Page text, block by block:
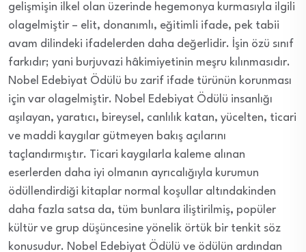
gelişmişin ilkel olan üzerinde hegemonya kurmasıyla ilgili
olagelmiştir – elit, donanımlı, eğitimli ifade, pek tabii
avam dilindeki ifadelerden daha değerlidir. İşin özü sınıf
farkıdır; yani burjuvazi hâkimiyetinin meşru kılınmasıdır.
Nobel Edebiyat Ödülü bu zarif ifade türünün korunması
için var olagelmiştir. Nobel Edebiyat Ödülü insanlığı
aşılayan, yaratıcı, bireysel, canlılık katan, yücelten, ticari
ve maddi kaygılar gütmeyen bakış açılarını
taçlandırmıştır. Ticari kaygılarla kaleme alınan
eserlerden daha iyi olmanın ayrıcalığıyla kurumun
ödüllendirdiği kitaplar normal koşullar altındakinden
daha fazla satsa da, tüm bunlara iliştirilmiş, popüler
kültür ve grup düşüncesine yönelik örtük bir tenkit söz
konusudur. Nobel Edebiyat Ödülü ve ödülün ardından